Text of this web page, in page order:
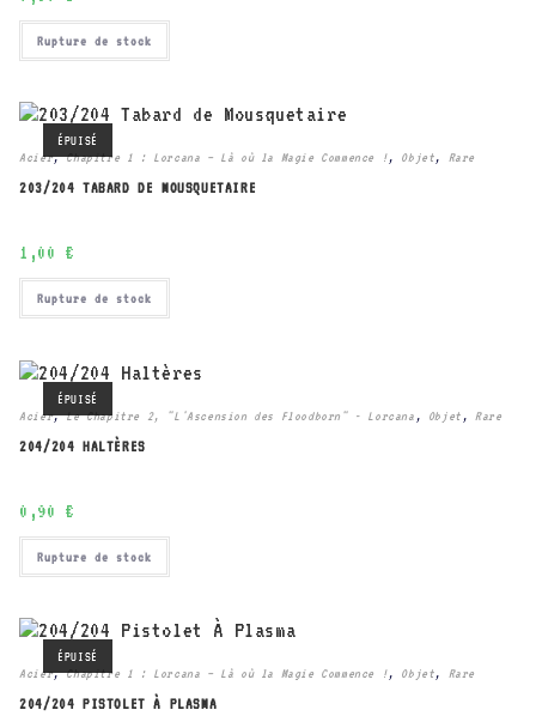
Rupture de stock
ÉPUISÉ
Acier,Chapitre 1 : Lorcana – Là où la Magie Commence !, Objet, Rare
203/204 TABARD DE MOUSQUETAIRE
1,00 €
Rupture de stock
ÉPUISÉ
Acier,Le Chapitre 2, "L'Ascension des Floodborn" - Lorcana , Objet , Rare
204/204 HALTÈRES
0,90 €
Rupture de stock
ÉPUISÉ
Acier,Chapitre 1 : Lorcana – Là où la Magie Commence !, Objet, Rare
204/204 PISTOLET À PLASMA